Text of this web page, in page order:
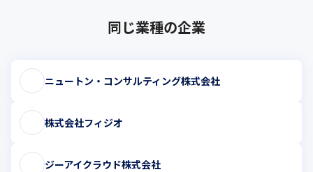
同じ業種の企業
ニュートン・コンサルティング株式会社
株式会社フィジオ
ジーアイクラウド株式会社